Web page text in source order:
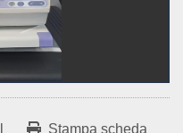
Stampa scheda